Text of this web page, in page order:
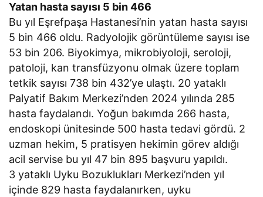
Yatan hasta sayısı 5 bin 466
Bu yıl Eşrefpaşa Hastanesi’nin yatan hasta sayısı
5 bin 466 oldu. Radyolojik görüntüleme sayısı ise
53 bin 206. Biyokimya, mikrobiyoloji, seroloji,
patoloji, kan transfüzyonu olmak üzere toplam
tetkik sayısı 738 bin 432’ye ulaştı. 20 yataklı
Palyatif Bakım Merkezi’nden 2024 yılında 285
hasta faydalandı. Yoğun bakımda 266 hasta,
endoskopi ünitesinde 500 hasta tedavi gördü. 2
uzman hekim, 5 pratisyen hekimin görev aldığı
acil servise bu yıl 47 bin 895 başvuru yapıldı.
3 yataklı Uyku Bozuklukları Merkezi’nden yıl
içinde 829 hasta faydalanırken, uyku